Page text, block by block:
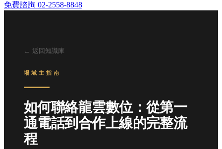
免費諮詢 02-2558-8848
← 返回知識庫
場域主指南
如何聯絡龍雲數位：從第一
通電話到合作上線的完整流
程